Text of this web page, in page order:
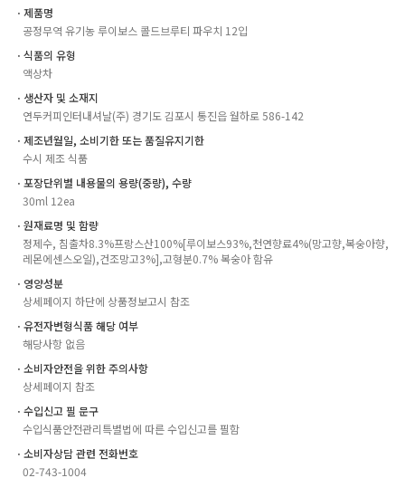
ㆍ제품명
공정무역 유기농 루이보스 콜드브루티 파우치 12입
ㆍ식품의 유형
액상차
ㆍ생산자 및 소재지
연두커피인터내셔날(주) 경기도 김포시 통진읍 월하로 586-142
ㆍ제조년월일, 소비기한 또는 품질유지기한
수시 제조 식품
ㆍ포장단위별 내용물의 용량(중량), 수량
30ml 12ea
ㆍ원재료명 및 함량
정제수, 침출차8.3%프랑스산100%[루이보스93%,천연향료4%(망고향,복숭아향,
레몬에센스오일),건조망고3%],고형분0.7% 복숭아 함유
ㆍ영양성분
상세페이지 하단에 상품정보고시 참조
ㆍ유전자변형식품 해당 여부
해당사항 없음
ㆍ소비자안전을 위한 주의사항
상세페이지 참조
ㆍ수입신고 필 문구
수입식품안전관리특별법에 따른 수입신고를 필함
ㆍ소비자상담 관련 전화번호
02-743-1004